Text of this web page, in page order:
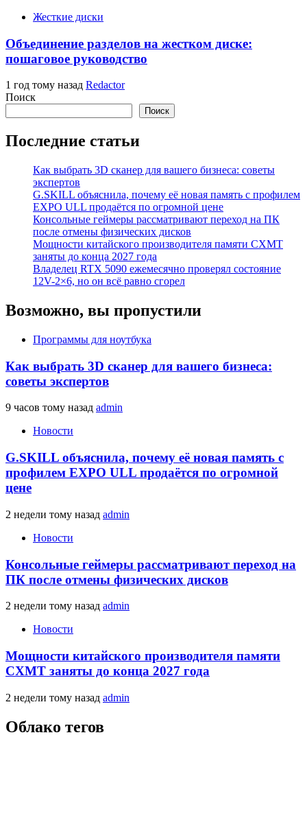
Жесткие диски
Объединение разделов на жестком диске:
пошаговое руководство
1 год тому назад Redactor
Поиск
Поиск
Последние статьи
Как выбрать 3D сканер для вашего бизнеса: советы
экспертов
G.SKILL объяснила, почему её новая память с профилем
EXPO ULL продаётся по огромной цене
Консольные геймеры рассматривают переход на ПК
после отмены физических дисков
Мощности китайского производителя памяти CXMT
заняты до конца 2027 года
Владелец RTX 5090 ежемесячно проверял состояние
12V-2×6, но он всё равно сгорел
Возможно, вы пропустили
Программы для ноутбука
Как выбрать 3D сканер для вашего бизнеса:
советы экспертов
9 часов тому назад admin
Новости
G.SKILL объяснила, почему её новая память с
профилем EXPO ULL продаётся по огромной
цене
2 недели тому назад admin
Новости
Консольные геймеры рассматривают переход на
ПК после отмены физических дисков
2 недели тому назад admin
Новости
Мощности китайского производителя памяти
CXMT заняты до конца 2027 года
2 недели тому назад admin
Облако тегов